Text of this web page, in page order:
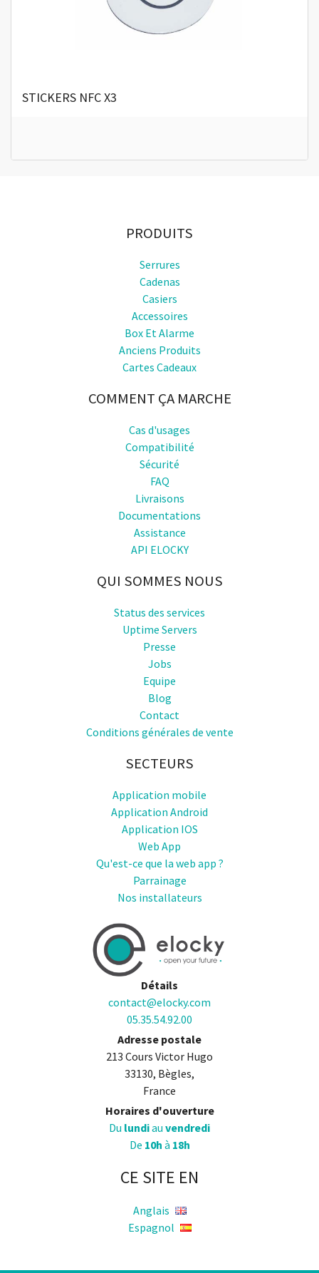
STICKERS NFC X3
PRODUITS
Serrures
Cadenas
Casiers
Accessoires
Box Et Alarme
Anciens Produits
Cartes Cadeaux
COMMENT ÇA MARCHE
Cas d'usages
Compatibilité
Sécurité
FAQ
Livraisons
Documentations
Assistance
API ELOCKY
QUI SOMMES NOUS
Status des services
Uptime Servers
Presse
Jobs
Equipe
Blog
Contact
Conditions générales de vente
SECTEURS
Application mobile
Application Android
Application IOS
Web App
Qu'est-ce que la web app ?
Parrainage
Nos installateurs
Détails
contact@elocky.com
05.35.54.92.00
Adresse postale
213 Cours Victor Hugo
33130, Bègles,
France
Horaires d'ouverture
Du lundiau vendredi
De 10h à 18h
CE SITE EN
Anglais
Espagnol